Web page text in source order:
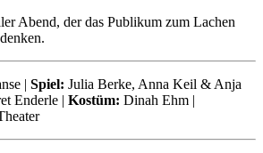
Abend, der das Publikum zum Lachen
| Spiel: Julia Berke, Anna Keil & Anja
Enderle | Kostüm: Dinah Ehm |